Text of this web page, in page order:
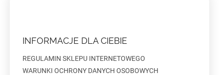
INFORMACJE DLA CIEBIE
REGULAMIN SKLEPU INTERNETOWEGO
WARUNKI OCHRONY DANYCH OSOBOWYCH